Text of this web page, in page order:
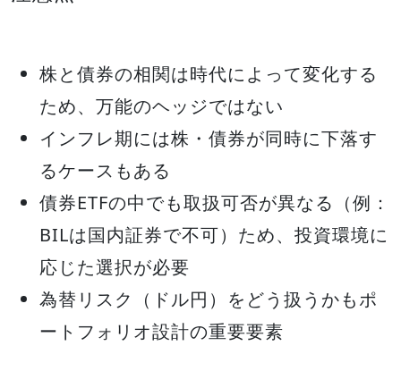
株と債券の相関は時代によって変化する
ため、万能のヘッジではない
インフレ期には株・債券が同時に下落す
るケースもある
債券ETFの中でも取扱可否が異なる（例：
BILは国内証券で不可）ため、投資環境に
応じた選択が必要
為替リスク（ドル円）をどう扱うかもポ
ートフォリオ設計の重要要素